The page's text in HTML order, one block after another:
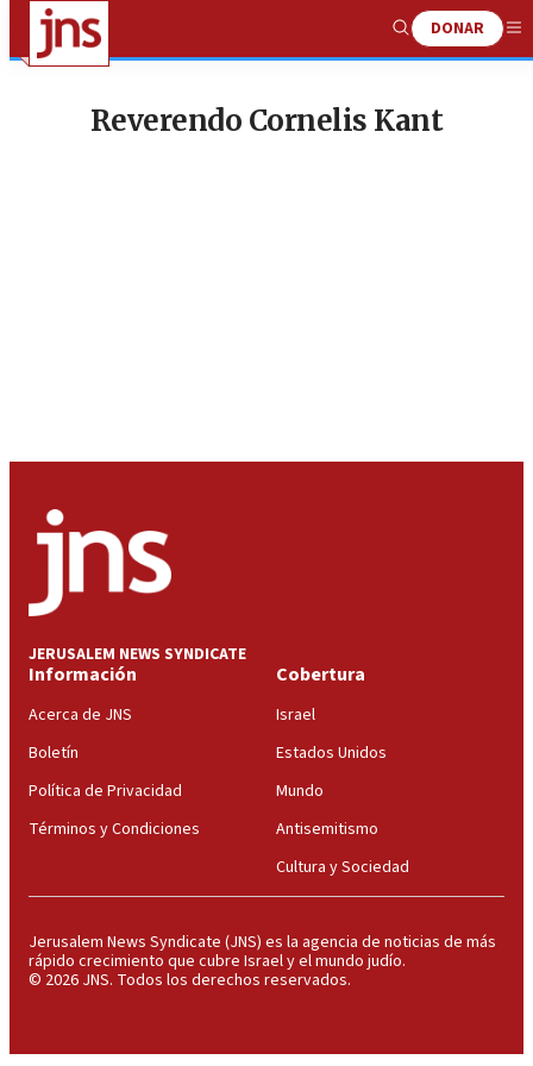
Show
Search
DONAR
Reverendo Cornelis Kant
JERUSALEM NEWS SYNDICATE
Información
Acerca de JNS
Boletín
Política de Privacidad
Términos y Condiciones
Cobertura
Israel
Estados Unidos
Mundo
Antisemitismo
Cultura y Sociedad
Jerusalem News Syndicate (JNS) es la agencia de noticias de más
rápido crecimiento que cubre Israel y el mundo judío.
© 2026 JNS. Todos los derechos reservados.